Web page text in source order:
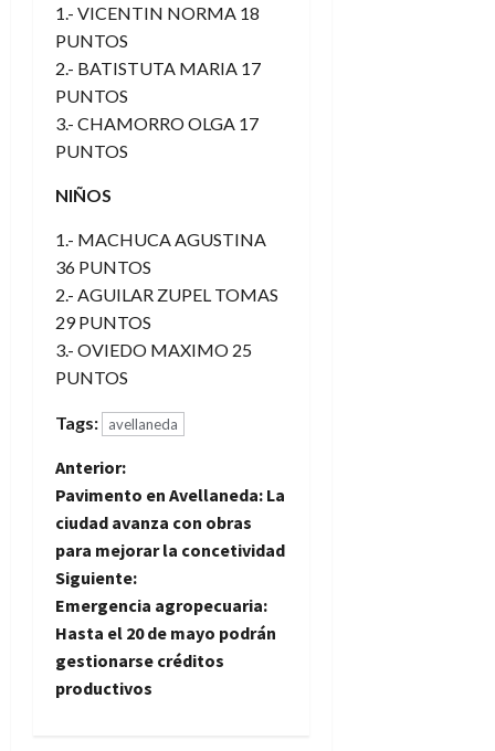
1.- VICENTIN NORMA 18
PUNTOS
2.- BATISTUTA MARIA 17
PUNTOS
3.- CHAMORRO OLGA 17
PUNTOS
NIÑOS
1.- MACHUCA AGUSTINA
36 PUNTOS
2.- AGUILAR ZUPEL TOMAS
29 PUNTOS
3.- OVIEDO MAXIMO 25
PUNTOS
Tags: avellaneda
N
a
v
e
g
a
Anterior:
Pavimento en Avellaneda: La
ciudad avanza con obras
para mejorar la concetividad
Siguiente:
Emergencia agropecuaria:
Hasta el 20 de mayo podrán
gestionarse créditos
productivos